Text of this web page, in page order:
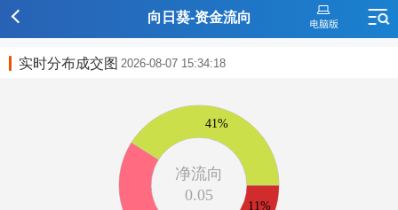
向日葵-资金流向
实时分布成交图 2026-08-07 15:34:18